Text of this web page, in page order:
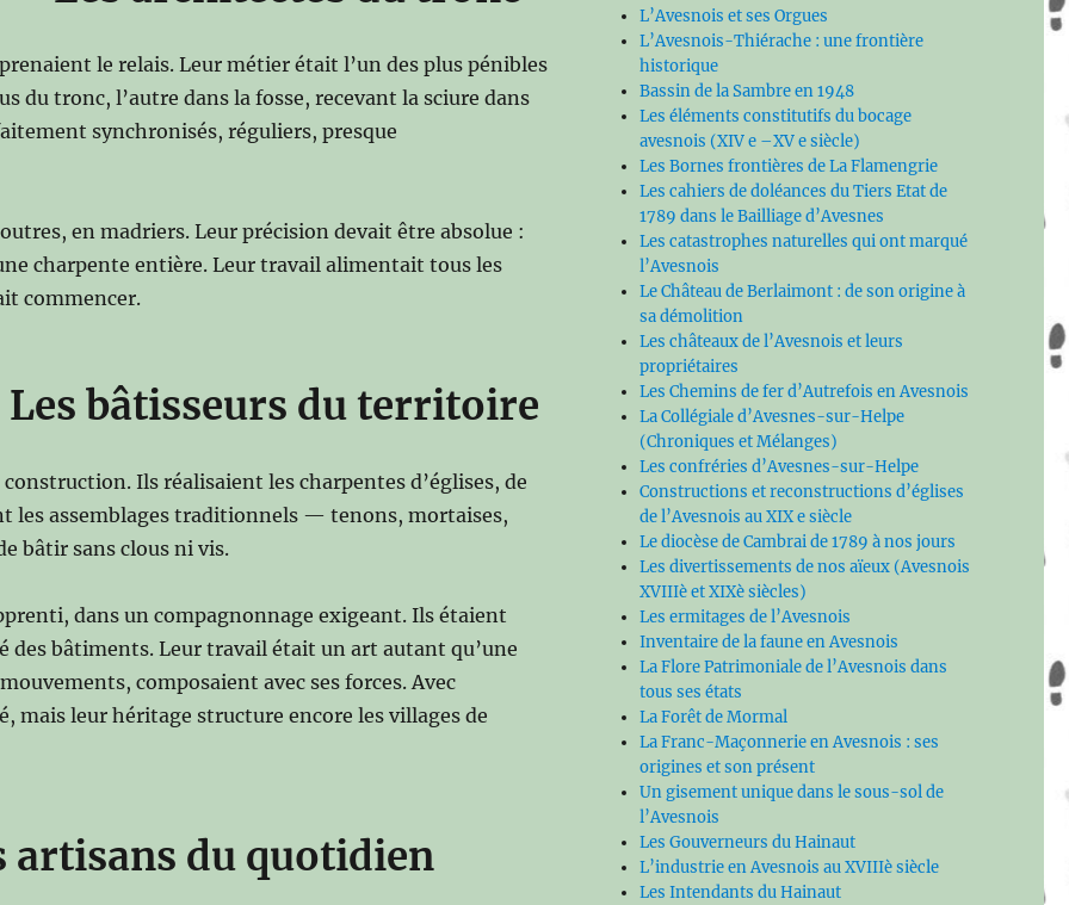
le relais. Leur métier était l’un des plus pénibles
du tronc, l’autre dans la fosse, recevant la sciure dans
synchronisés, réguliers, presque
en madriers. Leur précision devait être absolue :
charpente entière. Leur travail alimentait tous les
commencer.
bâtisseurs du territoire
Ils réalisaient les charpentes d’églises, de
les assemblages traditionnels — tenons, mortaises,
bâtir sans clous ni vis.
dans un compagnonnage exigeant. Ils étaient
des bâtiments. Leur travail était un art autant qu’une
composaient avec ses forces. Avec
mais leur héritage structure encore les villages de
artisans du quotidien
L’Avesnois et ses Orgues
L’Avesnois-Thiérache : une frontière
historique
Bassin de la Sambre en 1948
Les éléments constitutifs du bocage
avesnois (XIV e –XV e siècle)
Les Bornes frontières de La Flamengrie
Les cahiers de doléances du Tiers Etat de
1789 dans le Bailliage d’Avesnes
Les catastrophes naturelles qui ont marqué
l’Avesnois
Le Château de Berlaimont : de son origine à
sa démolition
Les châteaux de l’Avesnois et leurs
propriétaires
Les Chemins de fer d’Autrefois en Avesnois
La Collégiale d’Avesnes-sur-Helpe
(Chroniques et Mélanges)
Les confréries d’Avesnes-sur-Helpe
Constructions et reconstructions d’églises
de l’Avesnois au XIX e siècle
Le diocèse de Cambrai de 1789 à nos jours
Les divertissements de nos aïeux (Avesnois
XVIIIè et XIXè siècles)
Les ermitages de l’Avesnois
Inventaire de la faune en Avesnois
La Flore Patrimoniale de l’Avesnois dans
tous ses états
La Forêt de Mormal
La Franc-Maçonnerie en Avesnois : ses
origines et son présent
Un gisement unique dans le sous-sol de
l’Avesnois
Les Gouverneurs du Hainaut
L’industrie en Avesnois au XVIIIè siècle
Les Intendants du Hainaut